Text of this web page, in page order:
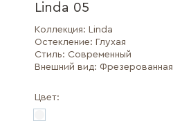
Linda 05
Коллекция: Linda
Остекление: Глухая
Стиль: Современный
Внешний вид: Фрезерованная
Цвет: